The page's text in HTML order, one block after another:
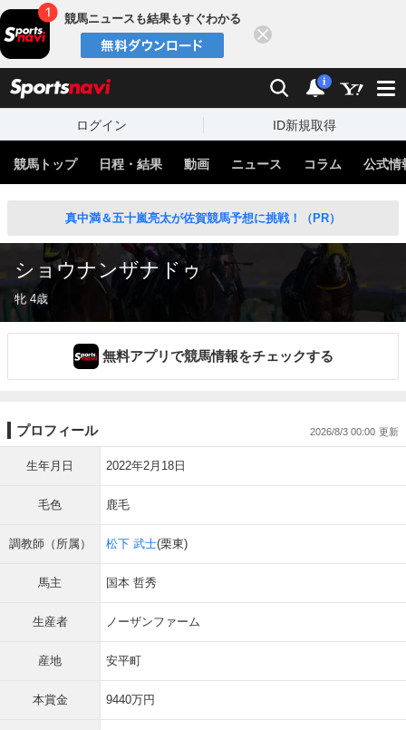
競馬ニュースも結果もすぐわかる
検索 通知
i
ログイン ID新規取得
競馬トップ 日程・結果 動画 ニュース コラム 公式情
真中満＆五十嵐亮太が佐賀競馬予想に挑戦！（PR）
ショウナンザナドゥ
牝 4歳
無料アプリで競馬情報をチェックする
プロフィール 2026/8/3 00:00
生年月日 2022年2月18日
毛色 鹿毛
調教師（所属） 松下 武士(栗東)
馬主 国本 哲秀
生産者 ノーザンファーム
産地 安平町
本賞金 9440万円